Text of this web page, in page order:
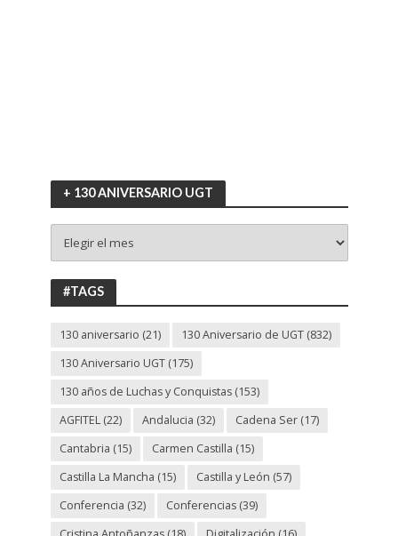
+ 130 ANIVERSARIO UGT
130
ANIVERSARIO
UGT
#TAGS
130 aniversario (21) 130 Aniversario de UGT(832)
130 Aniversario UGT(175)
130 años de Luchas y Conquistas(153)
AGFITEL(22) Andalucia (32) Cadena Ser(17)
Cantabria (15) Carmen Castilla (15)
Castilla La Mancha (15) Castilla y León (57)
Conferencia (32) Conferencias(39)